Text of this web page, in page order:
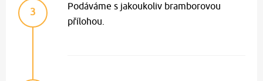
3
Podáváme s jakoukoliv bramborovou
přílohou.